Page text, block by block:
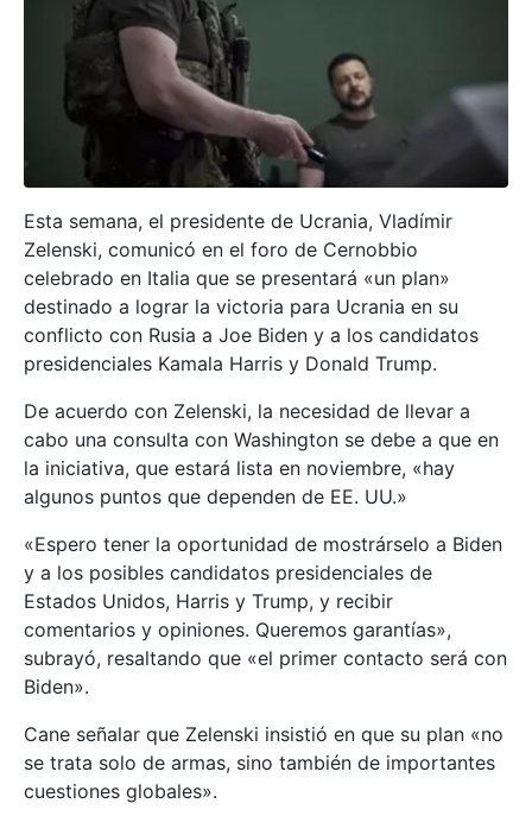
Esta semana, el presidente de Ucrania, Vladímir
Zelenski, comunicó en el foro de Cernobbio
celebrado en Italia que se presentará «un plan»
destinado a lograr la victoria para Ucrania en su
conflicto con Rusia a Joe Biden y a los candidatos
presidenciales Kamala Harris y Donald Trump.
De acuerdo con Zelenski, la necesidad de llevar a
cabo una consulta con Washington se debe a que en
la iniciativa, que estará lista en noviembre, «hay
algunos puntos que dependen de EE. UU.»
«Espero tener la oportunidad de mostrárselo a Biden
y a los posibles candidatos presidenciales de
Estados Unidos, Harris y Trump, y recibir
comentarios y opiniones. Queremos garantías»,
subrayó, resaltando que «el primer contacto será con
Biden».
Cane señalar que Zelenski insistió en que su plan «no
se trata solo de armas, sino también de importantes
cuestiones globales».